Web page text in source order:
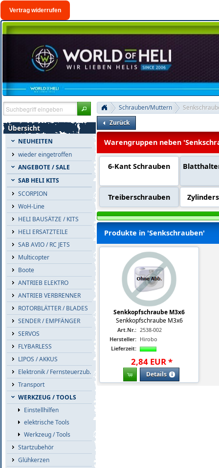
Vertrag widerrufen
Übersicht
NEUHEITEN
wieder eingetroffen
ANGEBOTE / SALE
SAB HELI KITS
SCORPION
WoH-Line
HELI BAUSÄTZE / KITS
HELI ERSATZTEILE
SAB AVIO / RC JETS
Multicopter
Boote
ANTRIEB ELEKTRO
ANTRIEB VERBRENNER
ROTORBLÄTTER / BLADES
SENDER / EMPFÄNGER
SERVOS
FLYBARLESS
LIPOS / AKKUS
Elektronik / Fernsteuerzub.
Transport
WERKZEUG / TOOLS
Einstellhilfen
elektrische Tools
Werkzeug / Tools
Startzubehör
Glühkerzen
Schrauben/Muttern
Zurück
Warengruppen neben
6-Kant Schrauben
Treiberschrauben
Produkte in 'Senkschrauben'
Senkkopfschraube M3x6
Senkkopfschraube M3x6
Art.Nr.: 2538-002
Hersteller: Hirobo
Lieferzeit:
2,84 EUR*
Details